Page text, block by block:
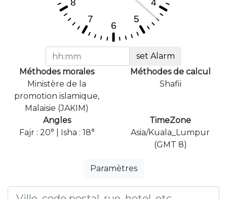
set Alarm
Méthodes morales
Ministère de la
promotion islamique,
Malaisie (JAKIM)
Méthodes de calcul
Shafii
Angles
Fajr : 20° | Isha : 18°
TimeZone
Asia/Kuala_Lumpur
(GMT 8)
Paramètres